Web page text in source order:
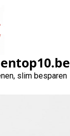
slim besparen